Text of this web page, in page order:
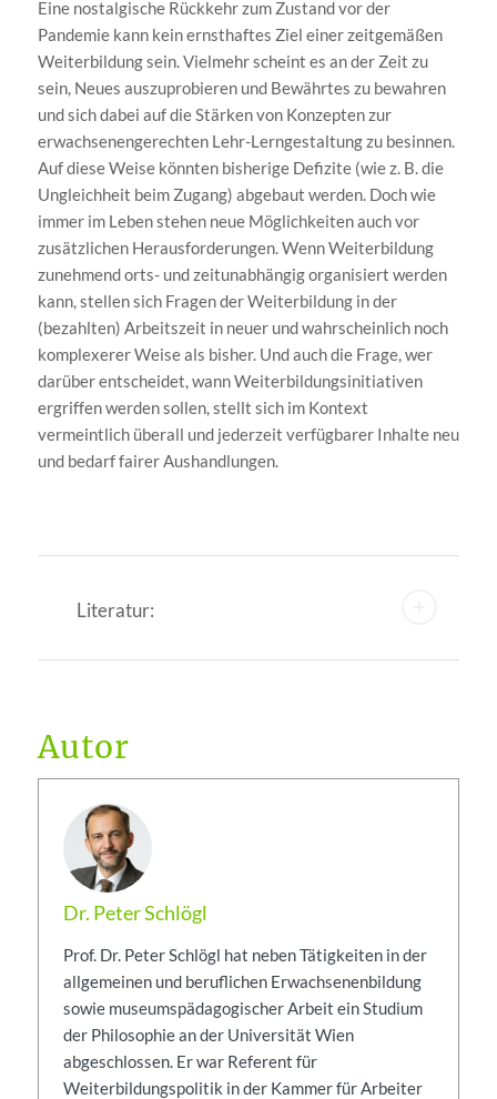
Eine nostalgische Rückkehr zum Zustand vor der
Pandemie kann kein ernsthaftes Ziel einer zeitgemäßen
Weiterbildung sein. Vielmehr scheint es an der Zeit zu
sein, Neues auszuprobieren und Bewährtes zu bewahren
und sich dabei auf die Stärken von Konzepten zur
erwachsenengerechten Lehr-Lerngestaltung zu besinnen.
Auf diese Weise könnten bisherige Defizite (wie z. B. die
Ungleichheit beim Zugang) abgebaut werden. Doch wie
immer im Leben stehen neue Möglichkeiten auch vor
zusätzlichen Herausforderungen. Wenn Weiterbildung
zunehmend orts- und zeitunabhängig organisiert werden
kann, stellen sich Fragen der Weiterbildung in der
(bezahlten) Arbeitszeit in neuer und wahrscheinlich noch
komplexerer Weise als bisher. Und auch die Frage, wer
darüber entscheidet, wann Weiterbildungsinitiativen
ergriffen werden sollen, stellt sich im Kontext
vermeintlich überall und jederzeit verfügbarer Inhalte neu
und bedarf fairer Aushandlungen.
Literatur:
Autor
Dr. Peter Schlögl
Prof. Dr. Peter Schlögl hat neben Tätigkeiten in der
allgemeinen und beruflichen Erwachsenenbildung
sowie museumspädagogischer Arbeit ein Studium
der Philosophie an der Universität Wien
abgeschlossen. Er war Referent für
Weiterbildungspolitik in der Kammer für Arbeiter